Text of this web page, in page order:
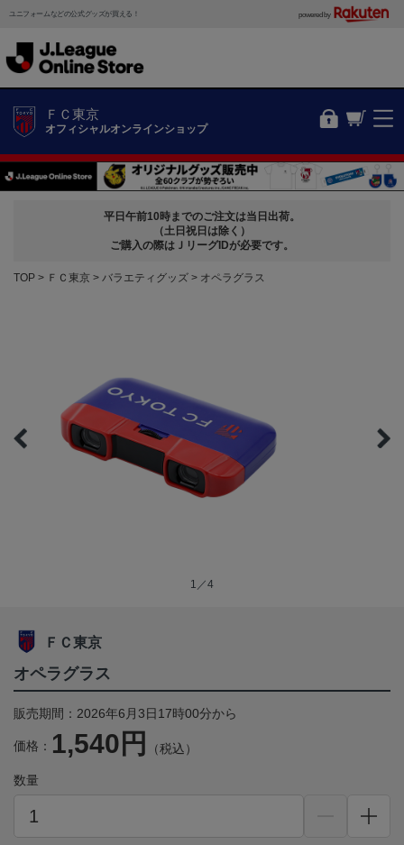
ユニフォームなどの公式グッズが買える！ powered by
ＦＣ東京
オフィシャルオンラインショップ
平日午前10時までのご注文は当日出荷。
（土日祝日は除く）
ご購入の際はＪリーグIDが必要です。
TOP ＦＣ東京 バラエティグッズ オペラグラス
1／4
ＦＣ東京
オペラグラス
販売期間：2026年6月3日17時00分から
価格： 1,540円 （税込）
数量